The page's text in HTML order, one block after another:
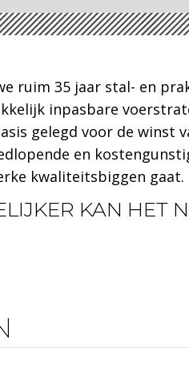
ruim 35 jaar stal- en
inpasbare
gelegd voor de winst
en
kwaliteitsbiggen gaat.
KAN HET